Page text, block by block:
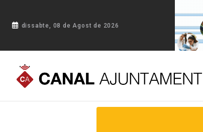
dissabte, 08 de Agost de 2026
Portada Blog Breda celebra amb èxit la 763a